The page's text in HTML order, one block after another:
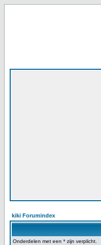
kiki Forumindex
Onderdelen met een * zijn verplicht.